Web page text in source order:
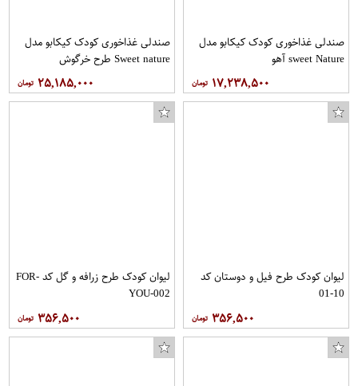
صندلی غذاخوری کودک کیکابو مدل
sweet Nature آهو
۱۷,۲۳۸,۵۰۰
صندلی غذاخوری کودک کیکابو مدل
Sweet nature طرح خرگوش
۲۵,۱۸۵,۰۰۰
لیوان کودک طرح فیل و دوستان کد
10-01
۳۵۶,۵۰۰
لیوان کودک طرح زرافه و گل کد FOR-
YOU-002
۳۵۶,۵۰۰